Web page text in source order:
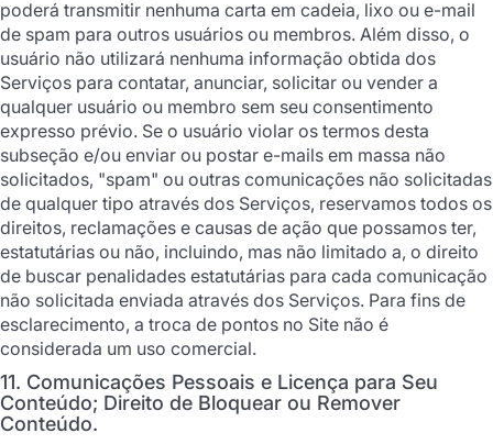
poderá transmitir nenhuma carta em cadeia, lixo ou e-mail
de spam para outros usuários ou membros. Além disso, o
usuário não utilizará nenhuma informação obtida dos
Serviços para contatar, anunciar, solicitar ou vender a
qualquer usuário ou membro sem seu consentimento
expresso prévio. Se o usuário violar os termos desta
subseção e/ou enviar ou postar e-mails em massa não
solicitados, "spam" ou outras comunicações não solicitadas
de qualquer tipo através dos Serviços, reservamos todos os
direitos, reclamações e causas de ação que possamos ter,
estatutárias ou não, incluindo, mas não limitado a, o direito
de buscar penalidades estatutárias para cada comunicação
não solicitada enviada através dos Serviços. Para fins de
esclarecimento, a troca de pontos no Site não é
considerada um uso comercial.
11. Comunicações Pessoais e Licença para Seu
Conteúdo; Direito de Bloquear ou Remover
Conteúdo.